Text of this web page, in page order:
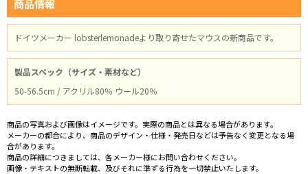
商品情報
ドイツメーカー lobsterlemonadeより取り寄せたマウスの新商品です。
製品スペック（サイズ・素材など）
50-56.5cm / アクリル80％ ウール20％
商品の写真および画像はイメージです。実際の商品とは異なる場合があります。
メーカーの都合により、商品のデザイン・仕様・発売日などは予告なく変更となる場
合があります。
商品の詳細につきましては、各メーカー様にお問い合わせください。
画像・テキストの無断転載、及びそれに準ずる行為を一切禁止いたします。